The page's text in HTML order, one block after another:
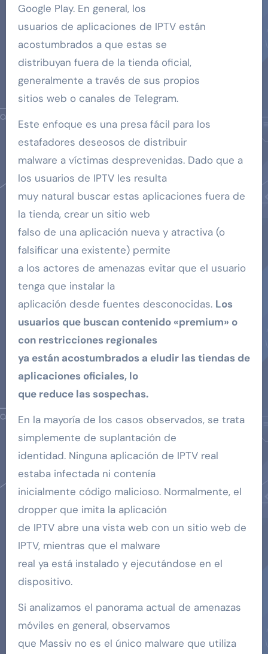
Google Play. En general, los
usuarios de aplicaciones de IPTV están
acostumbrados a que estas se
distribuyan fuera de la tienda oficial,
generalmente a través de sus propios
sitios web o canales de Telegram.
Este enfoque es una presa fácil para los
estafadores deseosos de distribuir
malware a víctimas desprevenidas. Dado que a
los usuarios de IPTV les resulta
muy natural buscar estas aplicaciones fuera de
la tienda, crear un sitio web
falso de una aplicación nueva y atractiva (o
falsificar una existente) permite
a los actores de amenazas evitar que el usuario
tenga que instalar la
aplicación desde fuentes desconocidas. Los
usuarios que buscan contenido «premium» o
con restricciones regionales
ya están acostumbrados a eludir las tiendas de
aplicaciones oficiales, lo
que reduce las sospechas.
En la mayoría de los casos observados, se trata
simplemente de suplantación de
identidad. Ninguna aplicación de IPTV real
estaba infectada ni contenía
inicialmente código malicioso. Normalmente, el
dropper que imita la aplicación
de IPTV abre una vista web con un sitio web de
IPTV, mientras que el malware
real ya está instalado y ejecutándose en el
dispositivo.
Si analizamos el panorama actual de amenazas
móviles en general, observamos
que Massiv no es el único malware que utiliza